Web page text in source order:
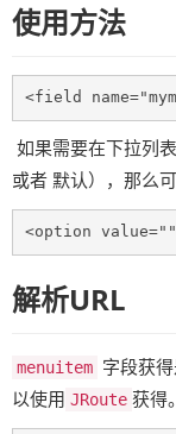
使用方法
<field
如果需要在下拉列
或者 默认），那么
<option
解析URL
menuitem 字段获
以使用 JRoute 获得